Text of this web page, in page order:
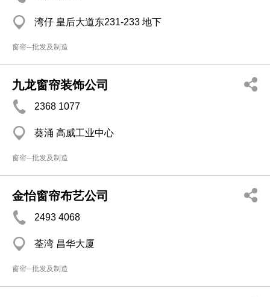
湾仔 皇后大道东231-233 地下
窗帘─批发及制造
九龙窗帘装饰公司
2368 1077
葵涌 高威工业中心
窗帘─批发及制造
金怡窗帘布艺公司
2493 4068
荃湾 昌华大厦
窗帘─批发及制造